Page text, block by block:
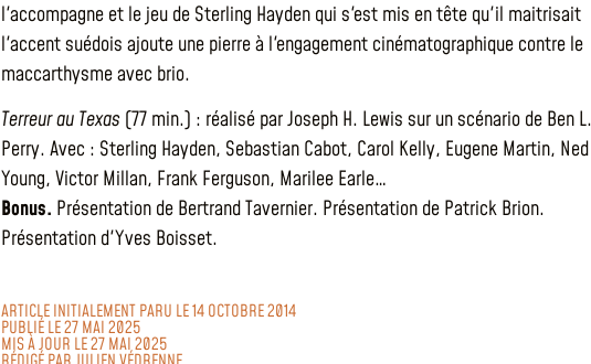
l'accompagne et le jeu de Sterling Hayden qui s'est mis en tête qu'il maitrisait
l'accent suédois ajoute une pierre à l'engagement cinématographique contre le
maccarthysme avec brio.
Terreur au Texas (77 min.) : réalisé par Joseph H. Lewis sur un scénario de Ben L.
Perry. Avec : Sterling Hayden, Sebastian Cabot, Carol Kelly, Eugene Martin, Ned
Young, Victor Millan, Frank Ferguson, Marilee Earle…
Bonus. Présentation de Bertrand Tavernier. Présentation de Patrick Brion.
Présentation d'Yves Boisset.
ARTICLE INITIALEMENT PARU LE 14 OCTOBRE 2014
PUBLIÉ LE 27 MAI 2025
MIS À JOUR LE 27 MAI 2025